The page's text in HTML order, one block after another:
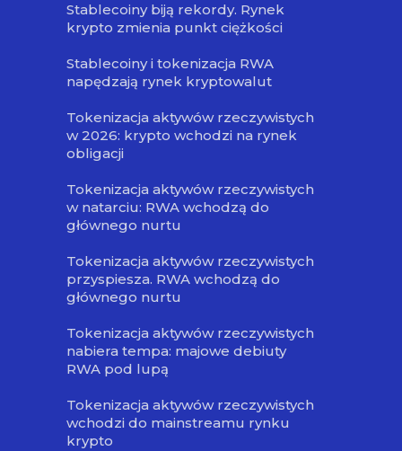
Stablecoiny biją rekordy. Rynek
krypto zmienia punkt ciężkości
Stablecoiny i tokenizacja RWA
napędzają rynek kryptowalut
Tokenizacja aktywów rzeczywistych
w 2026: krypto wchodzi na rynek
obligacji
Tokenizacja aktywów rzeczywistych
w natarciu: RWA wchodzą do
głównego nurtu
Tokenizacja aktywów rzeczywistych
przyspiesza. RWA wchodzą do
głównego nurtu
Tokenizacja aktywów rzeczywistych
nabiera tempa: majowe debiuty
RWA pod lupą
Tokenizacja aktywów rzeczywistych
wchodzi do mainstreamu rynku
krypto